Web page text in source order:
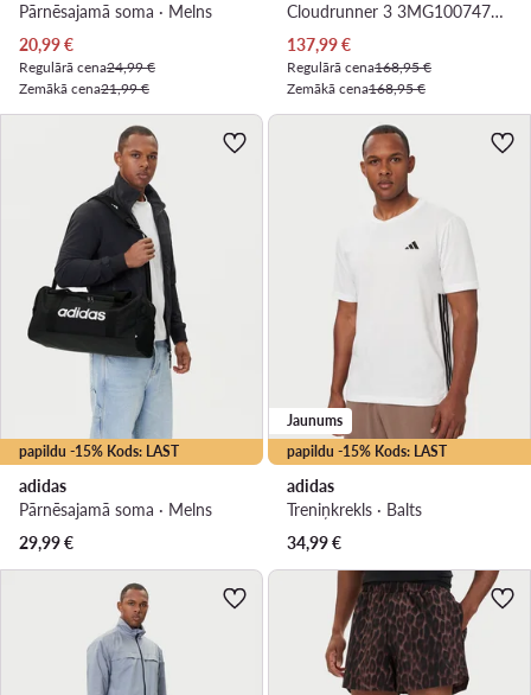
Pārnēsajamā soma · Melns
Pašreizējā cena
20,99€
Regulārā cena24,99 €
Zemākā cena21,99 €
Cloudrunner 3 3MG10074750 · Skriešanas apavi
Pašreizējā cena
137,99€
Regulārā cena168,95 €
Zemākā cena168,95 €
papildu -15% Kods: LAST
adidas
Pārnēsajamā soma · Melns
29,99€
papildu -15% Kods: LAST
Jaunums
adidas
Treniņkrekls · Balts
34,99€